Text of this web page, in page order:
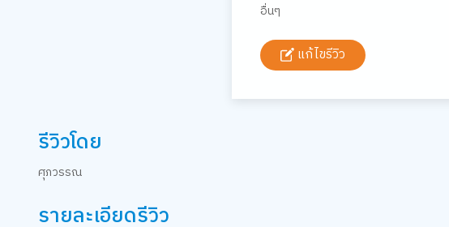
อื่นๆ
แก้ไขรีวิว
รีวิวโดย
ศุภวรรณ
รายละเอียดรีวิว